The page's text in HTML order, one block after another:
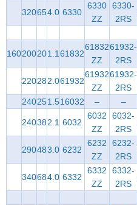
320654.0 6330
6330
ZZ
6330-
2RS
160200201.161832
61832
ZZ
61932-
2RS
220282.061932
61932
ZZ
61932-
2RS
240251.516032 – –
240382.1 6032
6032
ZZ
6032-
2RS
290483.0 6232
6232
ZZ
6232-
2RS
340684.0 6332
6332
ZZ
6332-
2RS